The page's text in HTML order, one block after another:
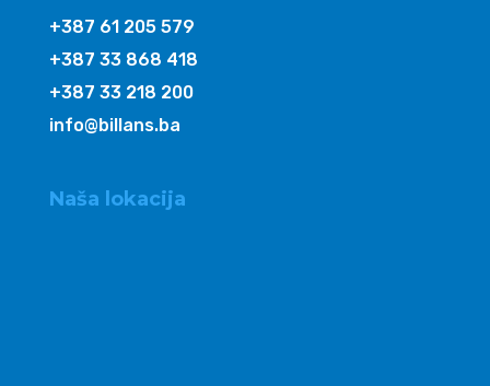
+387 61 205 579
+387 33 868 418
+387 33 218 200
info@billans.ba
Naša lokacija